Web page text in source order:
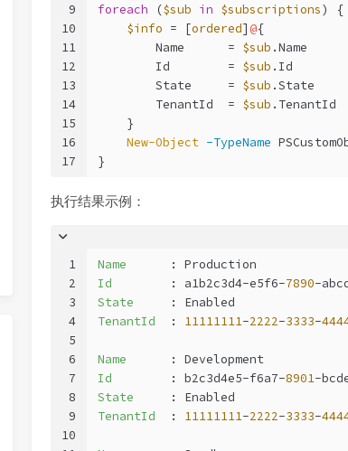
9
10
11
12
13
14
15
16
17
foreach ($sub in $subscriptions) {
$info = [ordered] @{
        Name      =
$sub .Name
        Id        =
$sub .Id
        State     =
$sub .State
        TenantId  =
$sub .TenantId
    }
New-Object -TypeName
}
执行结果示例：
1
2
3
4
5
6
7
8
9
10
Name
      : Production
Id
        : a1b2c3d4-e5f6-
7890-
State
     : Enabled
TenantId
  :
11111111-2222-3333-
Name
      : Development
Id
        : b2c3d4e5-f6a7-
8901-
State
     : Enabled
TenantId
  :
11111111-2222-3333-